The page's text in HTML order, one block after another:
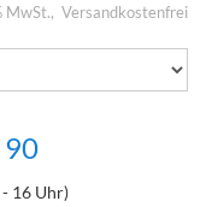
MwSt. Versandkostenfrei
16 Uhr)